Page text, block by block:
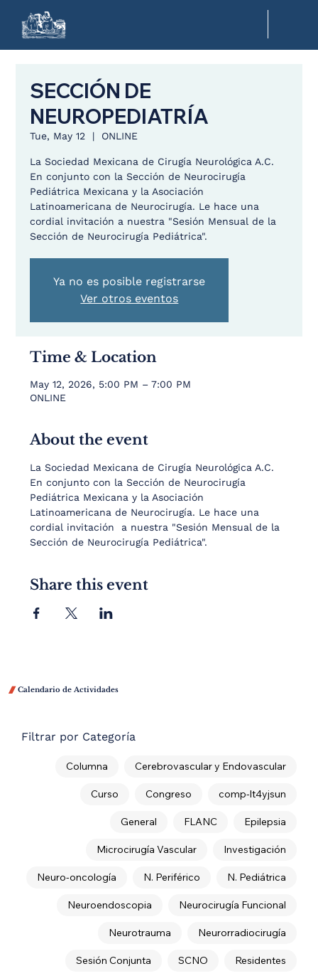
Filtrar por Categoría
Cerebrovascular y Endovascular
Columna
comp-lt4yjsun
Congreso
Curso
Epilepsia
FLANC
General
Investigación
Microcirugía Vascular
N. Pediátrica
N. Periférico
Neuro-oncología
Neurocirugía Funcional
Neuroendoscopia
Neurorradiocirugía
Neurotrauma
Residentes
SCNO
Sesión Conjunta
 Calendario de Actividades
SECCIÓN DE
NEUROPEDIATRÍA
Tue, May 12
  |
ONLINE
La Sociedad Mexicana de Cirugía Neurológica A.C.
En conjunto con la Sección de Neurocirugía
Pediátrica Mexicana y la Asociación
Latinoamericana de Neurocirugía. Le hace una
cordial invitación a nuestra "Sesión Mensual de la
Sección de Neurocirugía Pediátrica".
Ya no es posible registrarse
Ver otros eventos
Time & Location
May 12, 2026, 5:00 PM – 7:00 PM
ONLINE
About the event
La Sociedad Mexicana de Cirugía Neurológica A.C.
En conjunto con la Sección de Neurocirugía
Pediátrica Mexicana y la Asociación
Latinoamericana de Neurocirugía. Le hace una
cordial invitación  a nuestra "Sesión Mensual de la
Sección de Neurocirugía Pediátrica".
Share this event